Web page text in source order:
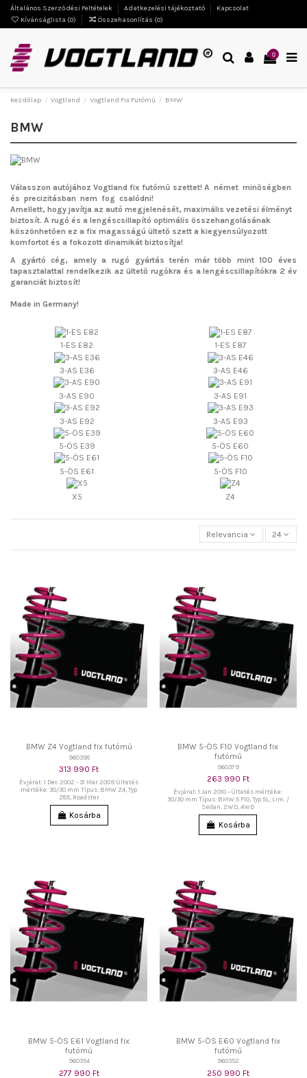
Általános Szerződési Feltételek Adatkezelési tájékoztató
Kapcsolat
Kívánságlista (0) Összehasonlítás (0)
0
Kezdőlap Vogtland Vogtland Fix Futómű BMW
BMW
Válasszon autójához Vogtland fix futómű szettet! A német minőségben
és precizitásban nem fog csalódni!
Amellett, hogy javítja az autó megjelenését, maximális vezetési élményt
biztosít. A rugó és a lengéscsillapító optimális összehangolásának
köszönhetően ez a fix magasságú ültető szett a kiegyensúlyozott
komfortot és a fokozott dinamikát biztosítja!
A gyártó cég, amely a rugó gyártás terén már több mint 100 éves
tapasztalattal rendelkezik az ültető rugókra és a lengéscsillapítókra 2 év
garanciát biztosít!
Made in Germany!
1-ES E82 1-ES E87
3-AS E36 3-AS E46
3-AS E90 3-AS E91
3-AS E92 3-AS E93
5-ÖS E39 5-ÖS E60
5-ÖS E61 5-ÖS F10
X5 Z4
Relevancia 24
BMW Z4 Vogtland fix futómű
960358
313 990 Ft
Évjárat: 1 Dec 2002 - 31 Mar 2009 Ültetés
mértéke: 30/30 mm Típus: BMW Z4, Typ
Z85, Roadster
Kosárba
BMW 5-ÖS F10 Vogtland fix
futómű
960379
263 990 Ft
Évjárat: 1 Jan 2010 - Ültetés mértéke:
30/30 mm Típus: BMW 5 F10, Typ 5L, Lim. /
Sedan, 2WD, 4WD
Kosárba
BMW 5-ÖS E61 Vogtland fix
futómű
960354
277 990 Ft
BMW 5-ÖS E60 Vogtland fix
futómű
960352
250 990 Ft